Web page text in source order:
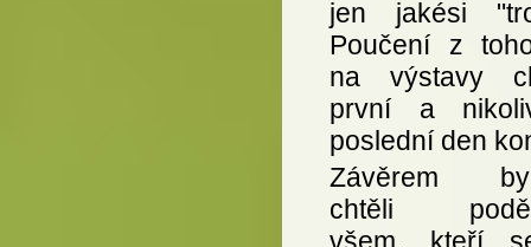
jen jakési
Poučení z
na výstavy
první a
poslední den
Závěrem
chtěli